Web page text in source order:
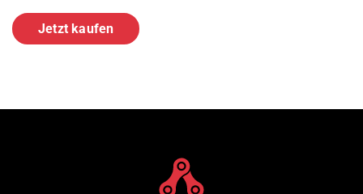
Jetzt kaufen